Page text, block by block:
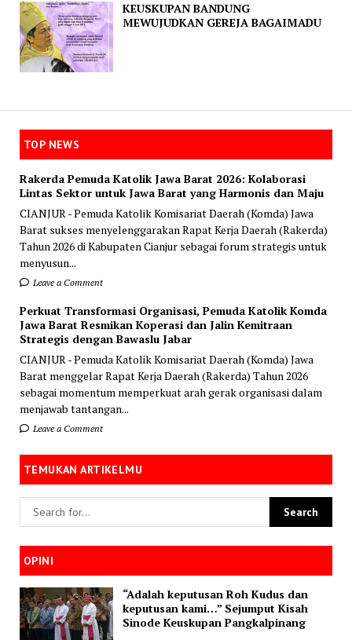
KEUSKUPAN BANDUNG
MEWUJUDKAN GEREJA BAGAIMADU
TOP NEWS
Rakerda Pemuda Katolik Jawa Barat 2026: Kolaborasi
Lintas Sektor untuk Jawa Barat yang Harmonis dan Maju
CIANJUR - Pemuda Katolik Komisariat Daerah (Komda) Jawa
Barat sukses menyelenggarakan Rapat Kerja Daerah (Rakerda)
Tahun 2026 di Kabupaten Cianjur sebagai forum strategis untuk
menyusun...
Leave a Comment
Perkuat Transformasi Organisasi, Pemuda Katolik Komda
Jawa Barat Resmikan Koperasi dan Jalin Kemitraan
Strategis dengan Bawaslu Jabar
CIANJUR - Pemuda Katolik Komisariat Daerah (Komda) Jawa
Barat menggelar Rapat Kerja Daerah (Rakerda) Tahun 2026
sebagai momentum memperkuat arah gerak organisasi dalam
menjawab tantangan...
Leave a Comment
TEMUKAN ARTIKELMU
OPINI
“Adalah keputusan Roh Kudus dan
keputusan kami…” Sejumput Kisah
Sinode Keuskupan Pangkalpinang